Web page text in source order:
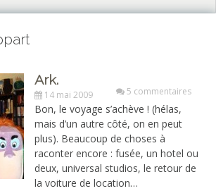
Ark.
14 mai 2009 5 commentaires
Bon, le voyage s’achève ! (hélas,
mais d’un autre côté, on en peut
plus). Beaucoup de choses à
raconter encore : fusée, un hotel ou
deux, universal studios, le retour de
la voiture de location…